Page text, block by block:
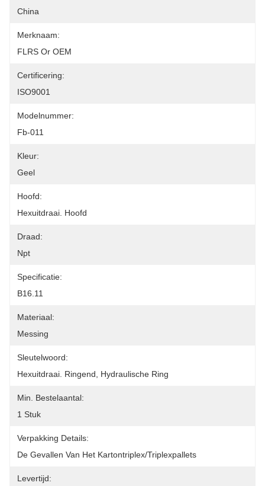
China
Merknaam:
FLRS Or OEM
Certificering:
ISO9001
Modelnummer:
Fb-011
Kleur:
Geel
Hoofd:
Hexuitdraai. Hoofd
Draad:
Npt
Specificatie:
B16.11
Materiaal:
Messing
Sleutelwoord:
Hexuitdraai. Ringend, Hydraulische Ring
Min. Bestelaantal:
1 Stuk
Verpakking Details:
De Gevallen Van Het Kartontriplex/triplexpallets
Levertijd: